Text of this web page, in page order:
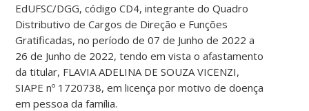
EdUFSC/DGG, código CD4, integrante do Quadro
Distributivo de Cargos de Direção e Funções
Gratificadas, no período de 07 de Junho de 2022 a
26 de Junho de 2022, tendo em vista o afastamento
da titular, FLAVIA ADELINA DE SOUZA VICENZI,
SIAPE nº 1720738, em licença por motivo de doença
em pessoa da família.